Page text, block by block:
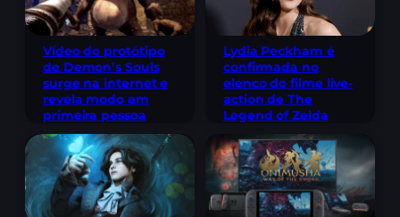
Vídeo do protótipo
de Demon’s Souls
surge na internet e
revela modo em
primeira pessoa
Lydia Peckham é
confirmada no
elenco do filme live-
action de The
Legend of Zelda